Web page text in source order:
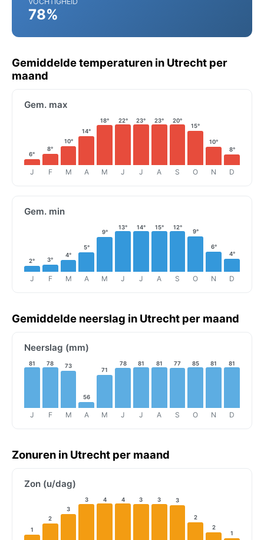
78%
Gemiddelde temperaturen in Utrecht per
maand
Gem. max
6°
J
8°
F
10°
M
14°
A
18°
M
22°
J
23°
J
23°
A
20°
S
15°
O
10°
N
8°
D
Gem. min
2°
J
3°
F
4°
M
5°
A
9°
M
13°
J
14°
J
15°
A
12°
S
9°
O
6°
N
4°
D
Gemiddelde neerslag in Utrecht per maand
Neerslag (mm)
81
J
78
F
73
M
56
A
71
M
78
J
81
J
81
A
77
S
85
O
81
N
81
D
Zonuren in Utrecht per maand
Zon (u/dag)
1
2
3
3 4 4 3 3 3
2
2
1